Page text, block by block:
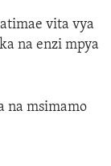
vita vya
na enzi mpya
na msimamo